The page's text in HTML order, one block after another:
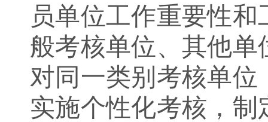
员单位工作重要性
般考核单位、其他
对同一类别考核单位
实施个性化考核， 制